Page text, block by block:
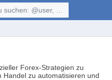
@user, $symbol, ...
Forex-Strategien zu
Handel zu automatisieren und